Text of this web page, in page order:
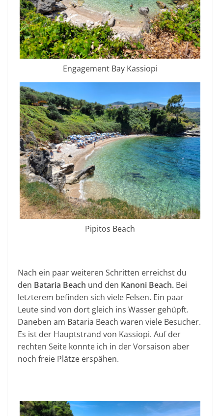
Engagement Bay Kassiopi
Pipitos Beach
Nach ein paar weiteren Schritten erreichst du
den Bataria Beach und den Kanoni Beach. Bei
letzterem befinden sich viele Felsen. Ein paar
Leute sind von dort gleich ins Wasser gehüpft.
Daneben am Bataria Beach waren viele Besucher.
Es ist der Hauptstrand von Kassiopi. Auf der
rechten Seite konnte ich in der Vorsaison aber
noch freie Plätze erspähen.